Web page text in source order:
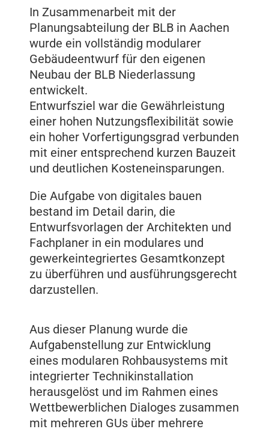
In Zusammenarbeit mit der
Planungsabteilung der BLB in Aachen
wurde ein vollständig modularer
Gebäudeentwurf für den eigenen
Neubau der BLB Niederlassung
entwickelt.
Entwurfsziel war die Gewährleistung
einer hohen Nutzungsflexibilität sowie
ein hoher Vorfertigungsgrad verbunden
mit einer entsprechend kurzen Bauzeit
und deutlichen Kosteneinsparungen.
Die Aufgabe von digitales bauen
bestand im Detail darin, die
Entwurfsvorlagen der Architekten und
Fachplaner in ein modulares und
gewerkeintegriertes Gesamtkonzept
zu überführen und ausführungsgerecht
darzustellen.
Aus dieser Planung wurde die
Aufgabenstellung zur Entwicklung
eines modularen Rohbausystems mit
integrierter Technikinstallation
herausgelöst und im Rahmen eines
Wettbewerblichen Dialoges zusammen
mit mehreren GUs über mehrere